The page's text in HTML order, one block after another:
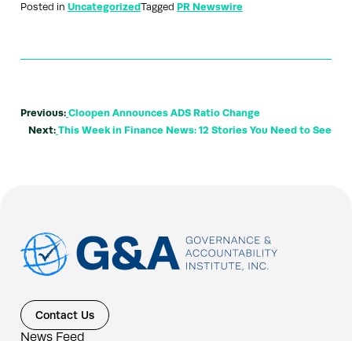
Posted in UncategorizedTagged PR Newswire
Previous: Cloopen Announces ADS Ratio Change
Next: This Week in Finance News: 12 Stories You Need to See
Contact Us
News Feed